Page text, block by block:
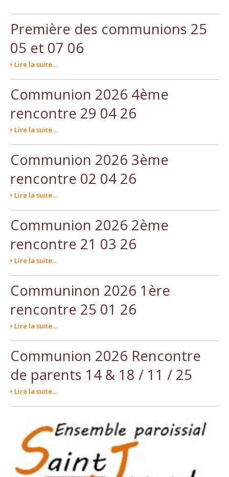
Première des communions 25
05 et 07 06
Lire la suite…
Communion 2026 4ème
rencontre 29 04 26
Lire la suite…
Communion 2026 3ème
rencontre 02 04 26
Lire la suite…
Communion 2026 2ème
rencontre 21 03 26
Lire la suite…
Communinon 2026 1ère
rencontre 25 01 26
Lire la suite…
Communion 2026 Rencontre
de parents 14 & 18 / 11 / 25
Lire la suite…